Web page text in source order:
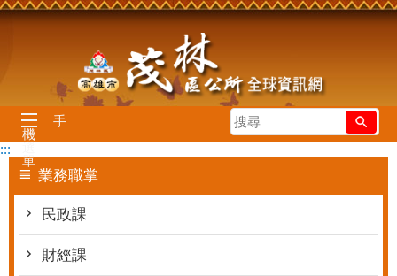
跳到主要內容區塊
搜
尋
手
機
單
:::
業務職掌
民政課
財經課